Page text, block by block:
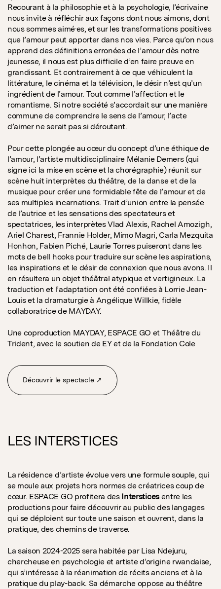
Recourant à la philosophie et à la psychologie, l’écrivaine
nous invite à réfléchir aux façons dont nous aimons, dont
nous sommes aimé·es, et sur les transformations positives
que l’amour peut apporter dans nos vies. Parce qu’on nous
apprend des définitions erronées de l’amour dès notre
jeunesse, il nous est plus difficile d’en faire preuve en
grandissant. Et contrairement à ce que véhiculent la
littérature, le cinéma et la télévision, le désir n’est qu’un
ingrédient de l’amour. Tout comme l’affection et le
romantisme. Si notre société s’accordait sur une manière
commune de comprendre le sens de l’amour, l’acte
d’aimer ne serait pas si déroutant.
Pour cette plongée au cœur du concept d’une éthique de
l’amour, l’artiste multidisciplinaire Mélanie Demers (qui
signe ici la mise en scène et la chorégraphie) réunit sur
scène huit interprètes du théâtre, de la danse et de la
musique pour créer une formidable fête de l’amour et de
ses multiples incarnations. Trait d’union entre la pensée
de l’autrice et les sensations des spectateurs et
spectatrices, les interprètes Vlad Alexis, Rachel Amozigh,
Ariel Charest, Frannie Holder, Mimo Magri, Carla Mezquita
Honhon, Fabien Piché, Laurie Torres puiseront dans les
mots de bell hooks pour traduire sur scène les aspirations,
les inspirations et le désir de connexion que nous avons. Il
en résultera un objet théâtral atypique et vertigineux. La
traduction et l’adaptation ont été confiées à Lorrie Jean-
Louis et la dramaturgie à Angélique Willkie, fidèle
collaboratrice de MAYDAY.
Une coproduction MAYDAY, ESPACE GO et Théâtre du
Trident, avec le soutien de EY et de la Fondation Cole
Découvrir le spectacle ↗
LES INTERSTICES
La résidence d’artiste évolue vers une formule souple, qui
se moule aux projets hors normes de créatrices coup de
cœur. ESPACE GO profitera des Intersticesentre les
productions pour faire découvrir au public des langages
qui se déploient sur toute une saison et ouvrent, dans la
pratique, des chemins de traverse.
La saison 2024-2025 sera habitée par Lisa Ndejuru,
chercheuse en psychologie et artiste d’origine rwandaise,
qui s’intéresse à la réanimation de récits anciens et à la
pratique du play-back. Sa démarche oppose au théâtre